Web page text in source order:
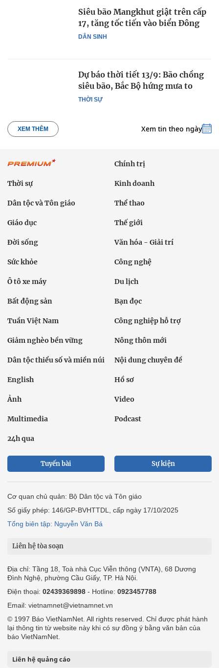
DÂN SINH
Siêu bão Mangkhut giật trên cấp
17, tăng tốc tiến vào biển Đông
THỜI SỰ
Dự báo thời tiết 13/9: Bão chồng
siêu bão, Bắc Bộ hứng mưa to
XEM THÊM Xem tin theo ngày
Chính trị
Thời sự Kinh doanh
Dân tộc và Tôn giáo Thể thao
Giáo dục Thế giới
Đời sống Văn hóa - Giải trí
Sức khỏe Công nghệ
Ô tô xe máy Du lịch
Bất động sản Bạn đọc
Tuần Việt Nam Công nghiệp hỗ trợ
Giảm nghèo bền vững Nông thôn mới
Dân tộc thiểu số và miền núi Nội dung chuyên đề
English Hồ sơ
Ảnh Video
Multimedia Podcast
24h qua
Tuyến bài Sự kiện
Cơ quan chủ quản: Bộ Dân tộc và Tôn giáo
Số giấy phép: 146/GP-BVHTTDL, cấp ngày 17/10/2025
Tổng biên tập: Nguyễn Văn Bá
Liên hệ tòa soạn
Địa chỉ: Tầng 18, Toà nhà Cục Viễn thông (VNTA), 68 Dương
Đình Nghệ, phường Cầu Giấy, TP. Hà Nội.
Điện thoại: 02439369898 - Hotline: 0923457788
Email: vietnamnet@vietnamnet.vn
© 1997 Báo VietNamNet. All rights reserved. Chỉ được phát hành
lại thông tin từ website này khi có sự đồng ý bằng văn bản của
báo VietNamNet.
Liên hệ quảng cáo